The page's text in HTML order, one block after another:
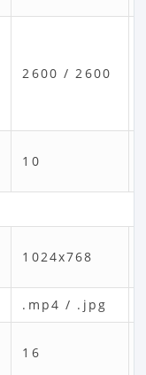
2600 / 2600
10
1024x768
.mp4 / .jpg
16